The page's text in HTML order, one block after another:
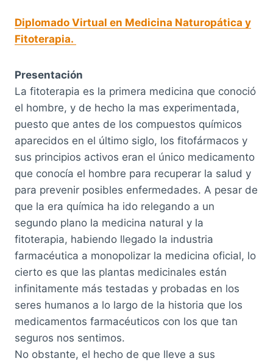
Diplomado Virtual en Medicina Naturopática y
Fitoterapia.
Presentación
La fitoterapia es la primera medicina que conoció
el hombre, y de hecho la mas experimentada,
puesto que antes de los compuestos químicos
aparecidos en el último siglo, los fitofármacos y
sus principios activos eran el único medicamento
que conocía el hombre para recuperar la salud y
para prevenir posibles enfermedades. A pesar de
que la era química ha ido relegando a un
segundo plano la medicina natural y la
fitoterapia, habiendo llegado la industria
farmacéutica a monopolizar la medicina oficial, lo
cierto es que las plantas medicinales están
infinitamente más testadas y probadas en los
seres humanos a lo largo de la historia que los
medicamentos farmacéuticos con los que tan
seguros nos sentimos.
No obstante, el hecho de que lleve a sus